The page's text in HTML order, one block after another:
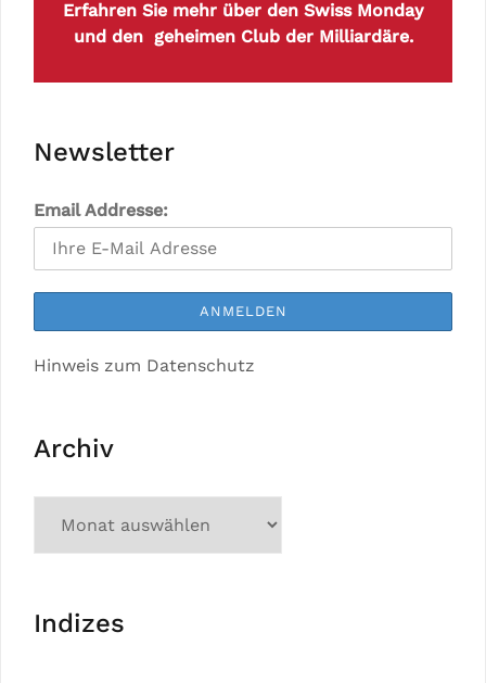
Erfahren Sie mehr über den Swiss Monday
und den geheimen Club der Milliardäre.
Newsletter
Email Addresse:
Hinweis zum Datenschutz
Archiv
Indizes